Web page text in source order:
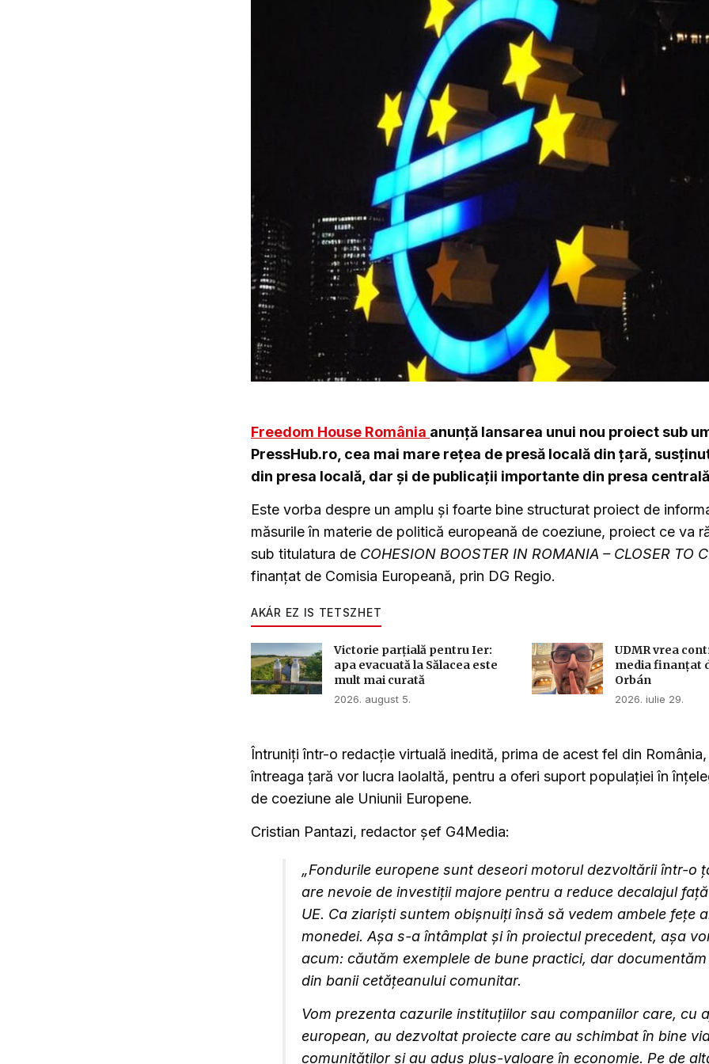
Freedom House România anunță lansarea unui nou proiect sub
PressHub.ro, cea mai mare rețea de presă locală din țară,
din presa locală, dar și de publicații importante din presa
Este vorba despre un amplu și foarte bine structurat proiect de
măsurile în materie de politică europeană de coeziune, proiect ce va
sub titulatura de COHESION BOOSTER IN ROMANIA – CLOSER TO
finanțat de Comisia Europeană, prin DG Regio.
AKÁR EZ IS TETSZHET
Victorie parțială pentru Ier:
apa evacuată la Sălacea este
mult mai curată
2026. august 5.
UDMR vrea
media finanțat
Orbán
2026. iulie 29.
Întruniți într-o redacție virtuală inedită, prima de acest fel din
întreaga țară vor lucra laolaltă, pentru a oferi suport populației în
de coeziune ale Uniunii Europene.
Cristian Pantazi, redactor șef G4Media:
„Fondurile europene sunt deseori motorul dezvoltării într-o
are nevoie de investiții majore pentru a reduce decalajul
UE. Ca ziariști suntem obișnuiți însă să vedem ambele fețe
monedei. Așa s-a întâmplat și în proiectul precedent, așa
acum: căutăm exemplele de bune practici, dar
din banii cetățeanului comunitar.
Vom prezenta cazurile instituțiilor sau companiilor care, cu
european, au dezvoltat proiecte care au schimbat în bine
comunităților și au adus plus-valoare în economie. Pe de